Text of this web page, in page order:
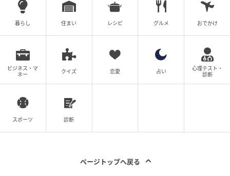
暮らし 住まい レシピ グルメ おでかけ
ビジネス・マ
ネー
クイズ 恋愛 占い
心理テスト・
診断
スポーツ 診断
ページトップへ戻る